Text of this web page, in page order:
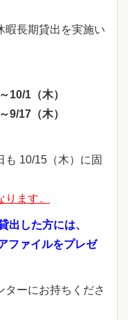
暇長期貸出を実施い
10/1（木）
（木）
10/15（木）に固
ます。
した方には、
ファイルをプレゼ
ターにお持ちくださ